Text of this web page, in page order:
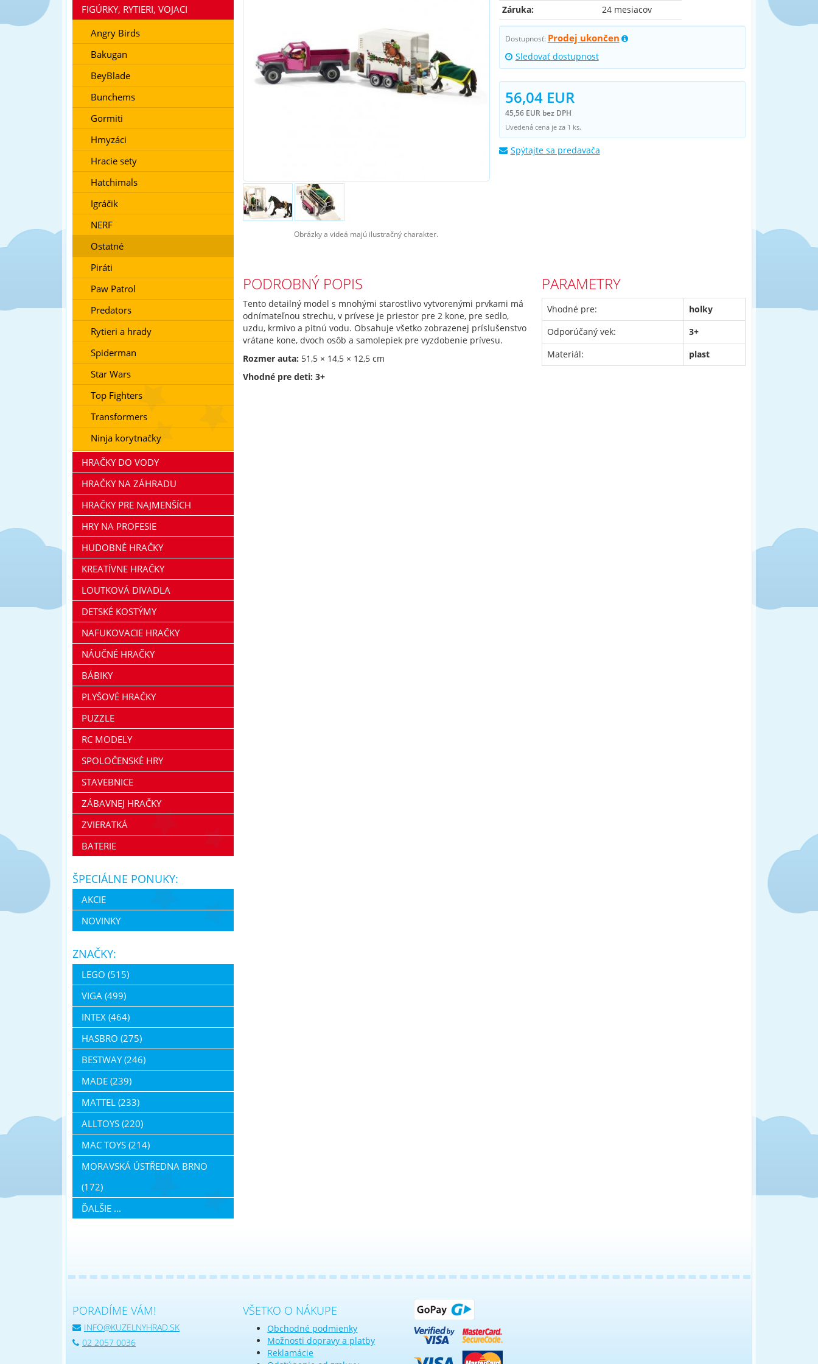
Obrázky a videá majú ilustračný charakter.
Záruka:
24 mesiacov
Dostupnosť: Prodej ukončen
Sledovať dostupnost
56,04 EUR
45,56 EUR bez DPH
Uvedená cena je za 1 ks.
Spýtajte sa predavača
PODROBNÝ POPIS
Tento detailný model s mnohými starostlivo vytvorenými prvkami má
odnímateľnou strechu, v prívese je priestor pre 2 kone, pre sedlo,
uzdu, krmivo a pitnú vodu. Obsahuje všetko zobrazenej príslušenstvo
vrátane kone, dvoch osôb a samolepiek pre vyzdobenie prívesu.
Rozmer auta: 51,5 × 14,5 × 12,5 cm
Vhodné pre deti: 3+
PARAMETRY
Vhodné pre:
holky
Odporúčaný vek:
3+
Materiál:
plast
FIGÚRKY, RYTIERI, VOJACI
Angry Birds
Bakugan
BeyBlade
Bunchems
Gormiti
Hmyzáci
Hracie sety
Hatchimals
Igráčik
NERF
Ostatné
Piráti
Paw Patrol
Predators
Rytieri a hrady
Spiderman
Star Wars
Top Fighters
Transformers
Ninja korytnačky
HRAČKY DO VODY
HRAČKY NA ZÁHRADU
HRAČKY PRE NAJMENŠÍCH
HRY NA PROFESIE
HUDOBNÉ HRAČKY
KREATÍVNE HRAČKY
LOUTKOVÁ DIVADLA
DETSKÉ KOSTÝMY
NAFUKOVACIE HRAČKY
NÁUČNÉ HRAČKY
BÁBIKY
PLYŠOVÉ HRAČKY
PUZZLE
RC MODELY
SPOLOČENSKÉ HRY
STAVEBNICE
ZÁBAVNEJ HRAČKY
ZVIERATKÁ
BATERIE
ŠPECIÁLNE PONUKY:
AKCIE
NOVINKY
ZNAČKY:
LEGO (515)
VIGA (499)
INTEX (464)
HASBRO (275)
BESTWAY (246)
MADE (239)
MATTEL (233)
ALLTOYS (220)
MAC TOYS (214)
MORAVSKÁ ÚSTŘEDNA BRNO
(172)
ĎALŠIE ...
PORADÍME VÁM!
INFO@KUZELNYHRAD.SK
02 2057 0036
VŠETKO O NÁKUPE
Obchodné podmienky
Možnosti dopravy a platby
Reklamácie